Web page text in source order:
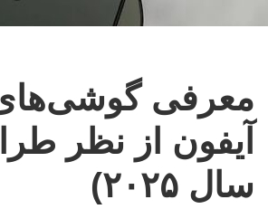
معرفی
آیفون از نظر
سال ۲۰۲۵)